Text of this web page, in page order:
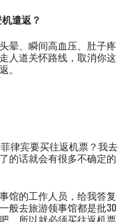
遣返？
晕、瞬间高血压、肚子疼
人道关怀路线，取消你这
律宾要买往返机票？我去
的话就会有很多不确定的
馆的工作人员，给我答复
般去旅游领事馆都是批30
，所以就必须买往返机票